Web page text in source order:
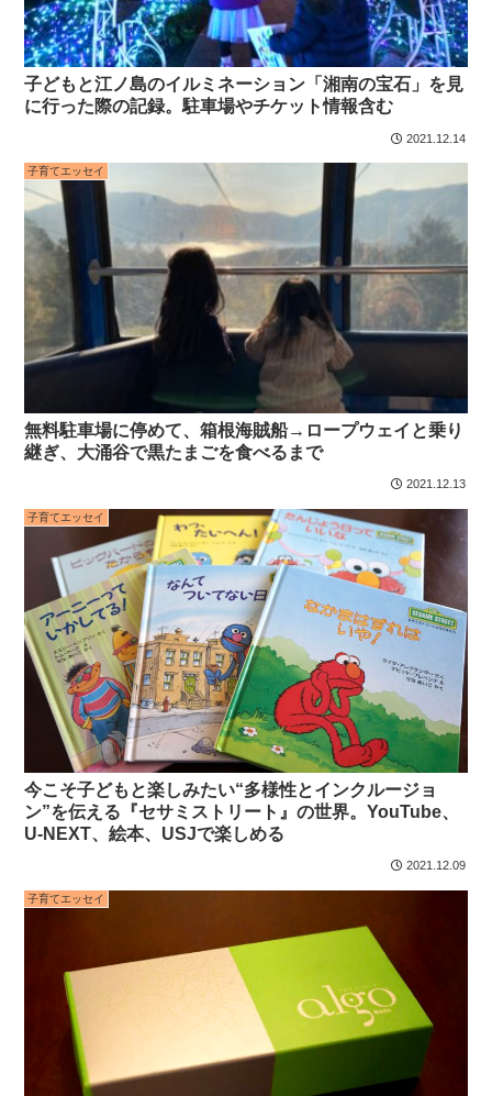
子どもと江ノ島のイルミネーション「湘南の宝石」を見
に行った際の記録。駐車場やチケット情報含む
2021.12.14
子育てエッセイ
無料駐車場に停めて、箱根海賊船→ロープウェイと乗り
継ぎ、大涌谷で黒たまごを食べるまで
2021.12.13
子育てエッセイ
今こそ子どもと楽しみたい“多様性とインクルージョ
ン”を伝える『セサミストリート』の世界。YouTube、
U-NEXT、絵本、USJで楽しめる
2021.12.09
子育てエッセイ